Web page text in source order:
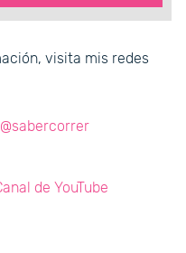
visita mis redes
@sabercorrer
de YouTube